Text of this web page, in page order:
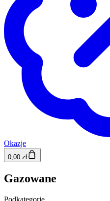
Okazje
0,00 zł
Gazowane
Podkategorie